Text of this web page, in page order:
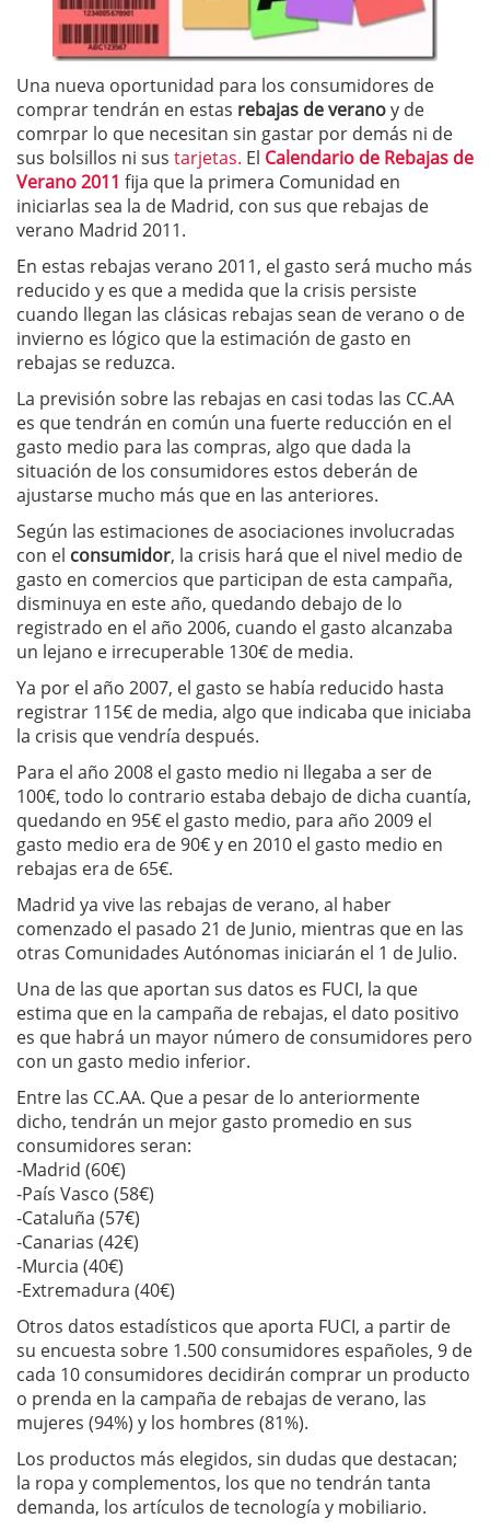
Una nueva oportunidad para los consumidores de
comprar tendrán en estas rebajas de veranoy de
comrpar lo que necesitan sin gastar por demás ni de
sus bolsillos ni sus tarjetas. El Calendario de Rebajas de
Verano 2011 fija que la primera Comunidad en
iniciarlas sea la de Madrid, con sus que rebajas de
verano Madrid 2011.
En estas rebajas verano 2011, el gasto será mucho más
reducido y es que a medida que la crisis persiste
cuando llegan las clásicas rebajas sean de verano o de
invierno es lógico que la estimación de gasto en
rebajas se reduzca.
La previsión sobre las rebajas en casi todas las CC.AA
es que tendrán en común una fuerte reducción en el
gasto medio para las compras, algo que dada la
situación de los consumidores estos deberán de
ajustarse mucho más que en las anteriores.
Según las estimaciones de asociaciones involucradas
con el consumidor, la crisis hará que el nivel medio de
gasto en comercios que participan de esta campaña,
disminuya en este año, quedando debajo de lo
registrado en el año 2006, cuando el gasto alcanzaba
un lejano e irrecuperable 130€ de media.
Ya por el año 2007, el gasto se había reducido hasta
registrar 115€ de media, algo que indicaba que iniciaba
la crisis que vendría después.
Para el año 2008 el gasto medio ni llegaba a ser de
100€, todo lo contrario estaba debajo de dicha cuantía,
quedando en 95€ el gasto medio, para año 2009 el
gasto medio era de 90€ y en 2010 el gasto medio en
rebajas era de 65€.
Madrid ya vive las rebajas de verano, al haber
comenzado el pasado 21 de Junio, mientras que en las
otras Comunidades Autónomas iniciarán el 1 de Julio.
Una de las que aportan sus datos es FUCI, la que
estima que en la campaña de rebajas, el dato positivo
es que habrá un mayor número de consumidores pero
con un gasto medio inferior.
Entre las CC.AA. Que a pesar de lo anteriormente
dicho, tendrán un mejor gasto promedio en sus
consumidores seran:
-Madrid (60€)
-País Vasco (58€)
-Cataluña (57€)
-Canarias (42€)
-Murcia (40€)
-Extremadura (40€)
Otros datos estadísticos que aporta FUCI, a partir de
su encuesta sobre 1.500 consumidores españoles, 9 de
cada 10 consumidores decidirán comprar un producto
o prenda en la campaña de rebajas de verano, las
mujeres (94%) y los hombres (81%).
Los productos más elegidos, sin dudas que destacan;
la ropa y complementos, los que no tendrán tanta
demanda, los artículos de tecnología y mobiliario.